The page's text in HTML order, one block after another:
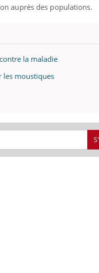
auprès des populations.
la maladie
les moustiques
bouscule les idées